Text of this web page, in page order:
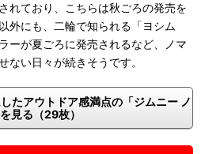
れており、こちらは秋ごろの発売を
外にも、二輪で知られる「ヨシム
ーが夏ごろに発売されるなど、ノマ
ない日々が続きそうです。
たアウトドア感満点の「ジムニー ノ
見る（29枚）